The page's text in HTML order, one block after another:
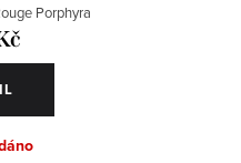
Porphyra